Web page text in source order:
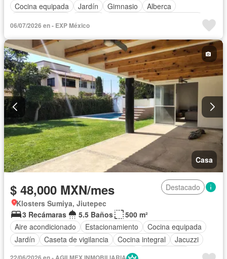
Cocina equipada
Jardín Gimnasio
Alberca
06/07/2026 en - EXP México
Casa
$ 48,000 MXN/mes
Destacado
Klosters Sumiya, Jiutepec
3 Recámaras
5.5 Baños
500 m²
Aire acondicionado
Estacionamiento
Cocina equipada
Jardín
Caseta de vigilancia Cocina integral
Jacuzzi
Permite mascotas